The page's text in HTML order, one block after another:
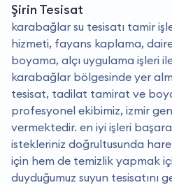
Şirin Tesisat
karabağlar su tesisatı tamir
hizmeti, fayans kaplama,
boyama, alçı uygulama işleri
karabağlar bölgesinde yer
tesisat, tadilat tamirat ve
profesyonel ekibimiz, i̇zmir
vermektedir. en iyi işleri
istekleriniz doğrultusunda
için hem de temizlik yapmak
duyduğumuz suyun tesisatını